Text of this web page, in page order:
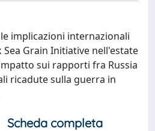
implicazioni internazionali
Grain Initiative nell'estate
sui rapporti fra Russia
ricadute sulla guerra in
Scheda completa